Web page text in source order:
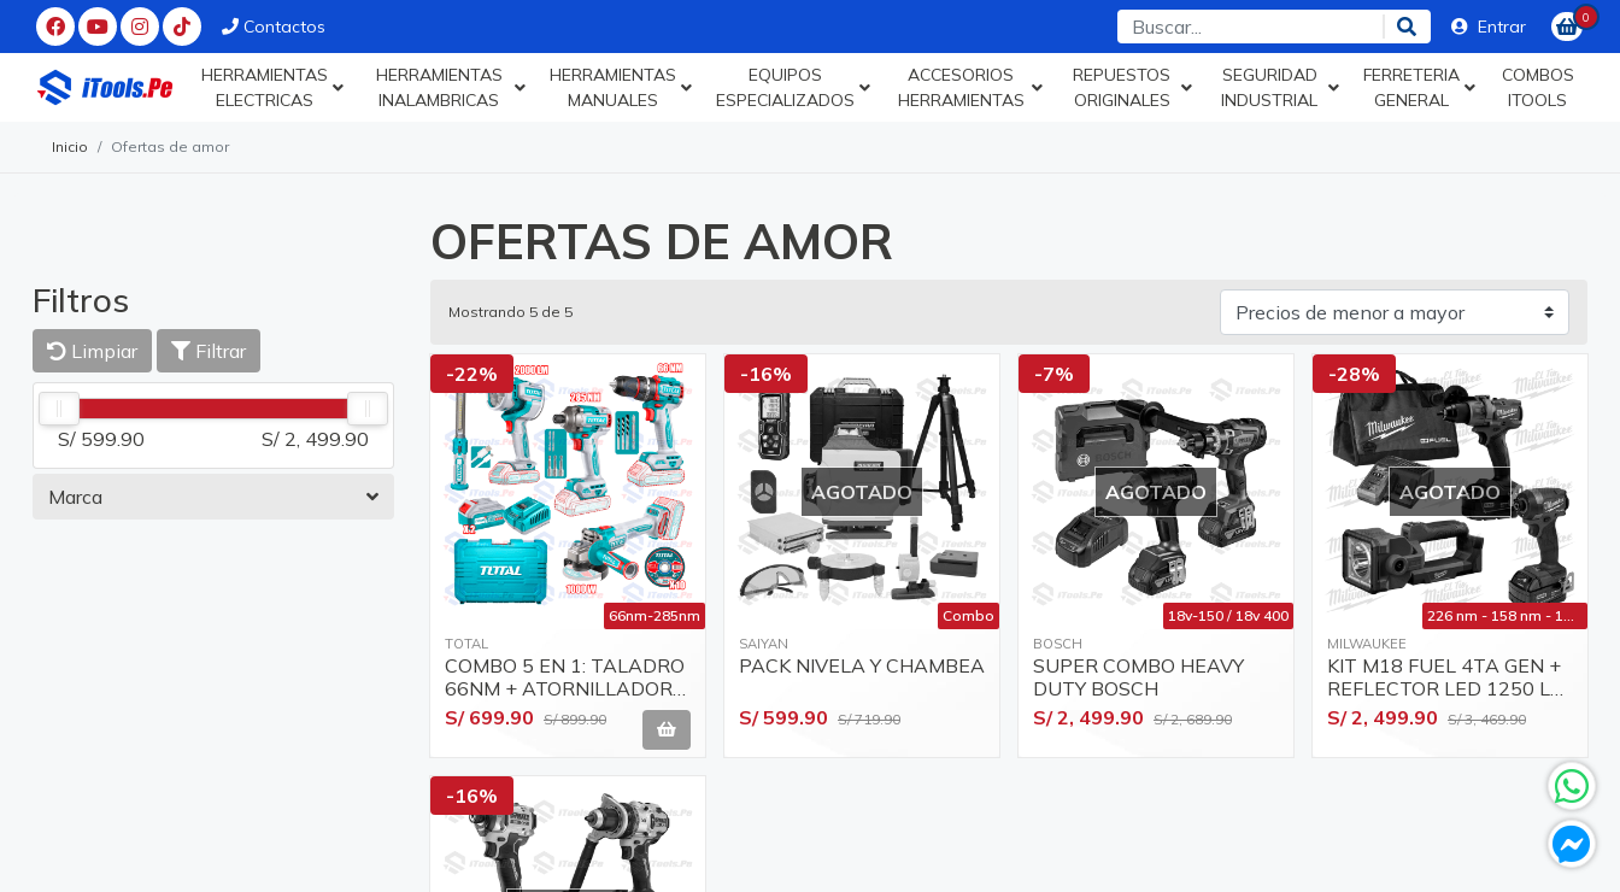
Contactos Entrar 0
HERRAMIENTAS
ELECTRICAS
HERRAMIENTAS
INALAMBRICAS
HERRAMIENTAS
MANUALES
EQUIPOS
ESPECIALIZADOS
ACCESORIOS
HERRAMIENTAS
REPUESTOS
ORIGINALES
SEGURIDAD
INDUSTRIAL
FERRETERIA
GENERAL
COMBOS
ITOOLS
Inicio Ofertas de amor
OFERTAS DE AMOR
Filtros
Limpiar Filtrar
S/ 599.90 S/ 2, 499.90
Marca
Mostrando 5 de 5
-22%
66nm-285nm
TOTAL
COMBO 5 EN 1: TALADRO
66NM + ATORNILLADOR
285NM + AMOLADORA +
LINTERNA 2000LM +
S/ 699.90 S/ 899.90
-16%
AGOTADO
Combo
SAIYAN
PACK NIVELA Y CHAMBEA
S/ 599.90 S/ 719.90
-7%
AGOTADO
18v-150 / 18v 400
BOSCH
SUPER COMBO HEAVY
DUTY BOSCH
S/ 2, 499.90 S/ 2, 689.90
-28%
AGOTADO
226 nm - 158 nm - 1250 lm
MILWAUKEE
KIT M18 FUEL 4TA GEN +
REFLECTOR LED 1250 LM
+ MALETA DE LONA
S/ 2, 499.90 S/ 3, 469.90
-16%